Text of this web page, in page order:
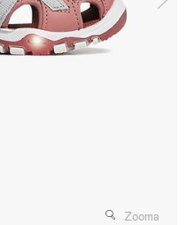
Zooma